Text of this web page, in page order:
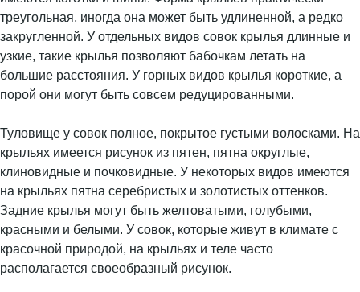
треугольная, иногда она может быть удлиненной, а редко
закругленной. У отдельных видов совок крылья длинные и
узкие, такие крылья позволяют бабочкам летать на
большие расстояния. У горных видов крылья короткие, а
порой они могут быть совсем редуцированными.
Туловище у совок полное, покрытое густыми волосками. На
крыльях имеется рисунок из пятен, пятна округлые,
клиновидные и почковидные. У некоторых видов имеются
на крыльях пятна серебристых и золотистых оттенков.
Задние крылья могут быть желтоватыми, голубыми,
красными и белыми. У совок, которые живут в климате с
красочной природой, на крыльях и теле часто
располагается своеобразный рисунок.